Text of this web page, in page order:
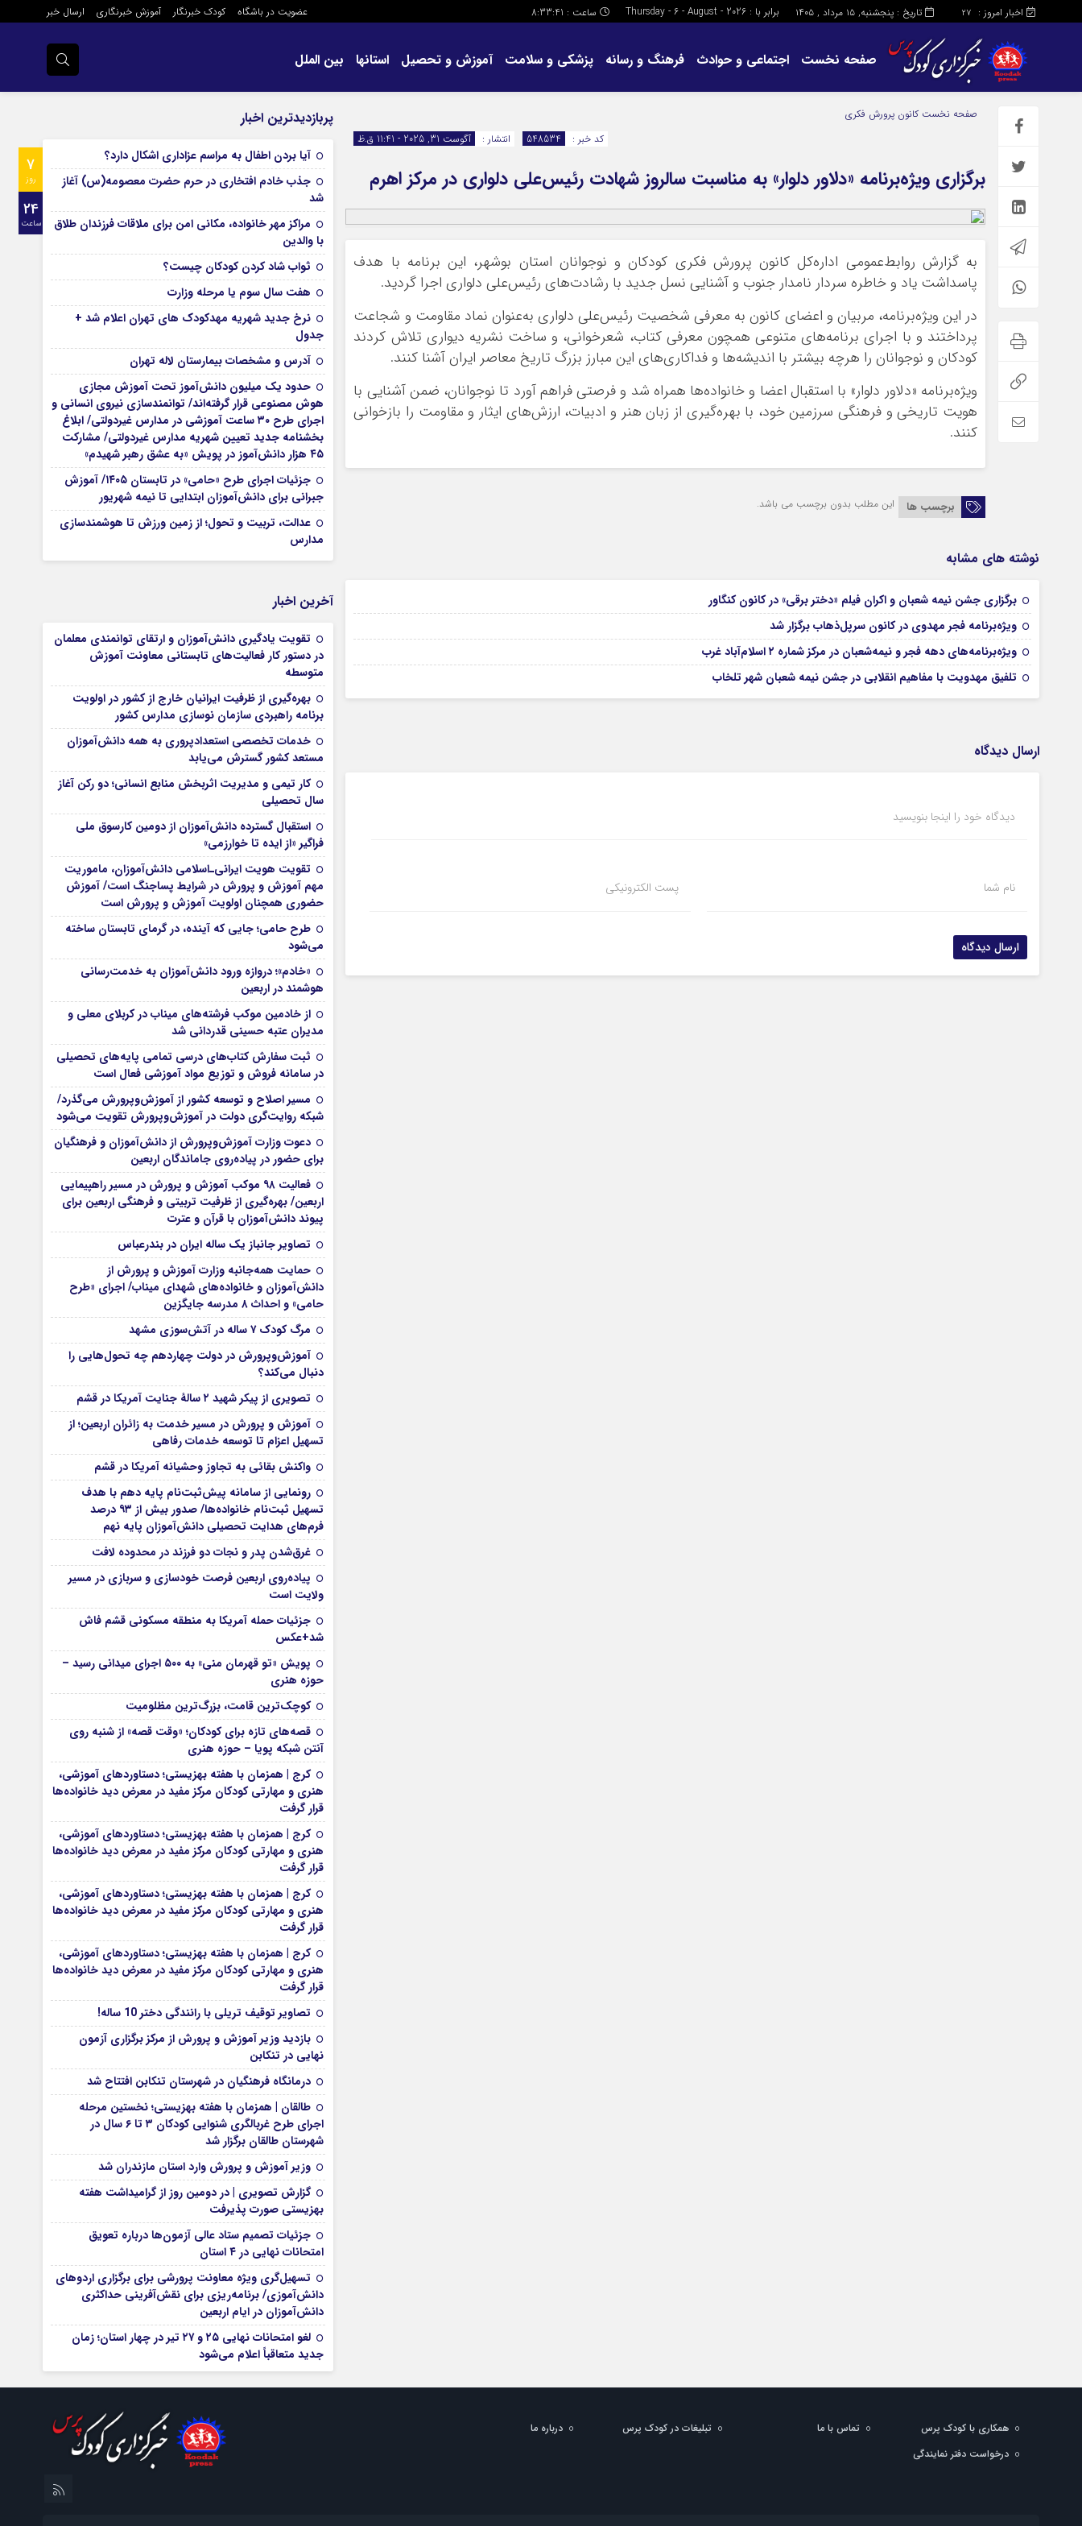
اخبار امروز : 27 تاریخ : پنجشنبه, ۱۵ مرداد , ۱۴۰۵ برابر با : Thursday - 6 - August - 2026 ساعت : 8:33:42 عضویت در باشگاه کودک خبرنگار آموزش خبرنگاری ارسال خبر
صفحه نخست اجتماعی و حوادث فرهنگ و رسانه پزشکی و سلامت آموزش و تحصیل استانها بین الملل
صفحه نخست کانون پرورش فکری
انتشار :
آگوست 31, 2025 - 11:41 ق.ظ کد خبر : 548534
برگزاری ویژه‌برنامه «دلاور دلوار» به مناسبت سالروز شهادت رئیس‌علی دلواری در مرکز اهرم
به گزارش روابط‌عمومی اداره‌کل کانون پرورش فکری کودکان و نوجوانان استان بوشهر، این برنامه با هدف
پاسداشت یاد و خاطره سردار نامدار جنوب و آشنایی نسل جدید با رشادت‌های رئیس‌علی دلواری اجرا گردید.
در این ویژه‌برنامه، مربیان و اعضای کانون به معرفی شخصیت رئیس‌علی دلواری به‌عنوان نماد مقاومت و شجاعت
پرداختند و با اجرای برنامه‌های متنوعی همچون معرفی کتاب، شعرخوانی، و ساخت نشریه دیواری تلاش کردند
کودکان و نوجوانان را هرچه بیشتر با اندیشه‌ها و فداکاری‌های این مبارز بزرگ تاریخ معاصر ایران آشنا کنند.
ویژه‌برنامه «دلاور دلوار» با استقبال اعضا و خانواده‌ها همراه شد و فرصتی فراهم آورد تا نوجوانان، ضمن آشنایی با
هویت تاریخی و فرهنگی سرزمین خود، با بهره‌گیری از زبان هنر و ادبیات، ارزش‌های ایثار و مقاومت را بازخوانی
کنند.
برچسب ها این مطلب بدون برچسب می باشد.
نوشته های مشابه
برگزاری جشن نیمه شعبان و اکران فیلم «دختر برقی» در کانون کنگاور
ویژه‌برنامه‌ فجر مهدوی در کانون سرپل‌ذهاب برگزار شد
ویژه‌برنامه‌های دهه فجر و نیمه‌شعبان در مرکز شماره ۲ اسلام‌آباد غرب
تلفیق مهدویت با مفاهیم انقلابی در جشن نیمه شعبان شهر تلخاب
ارسال دیدگاه
دیدگاه خود را اینجا بنویسید
نام شما پست الکترونیکی
پربازدیدترین اخبار
7
روز
24
ساعت
آیا بردن اطفال به مراسم عزادارى اشکال دارد؟
جذب خادم افتخاری در حرم حضرت معصومه(س) آغاز
شد
مراکز مهر خانواده، مکانی امن برای ملاقات فرزندان طلاق
با والدین
ثواب شاد کردن کودکان چیست؟
هفت سال سوم یا مرحله وزارت
نرخ جدید شهریه مهدکودک های تهران اعلام شد +
جدول
آدرس و مشخصات بیمارستان لاله تهران
حدود یک میلیون دانش‌آموز تحت آموزش مجازی
هوش مصنوعی قرار گرفته‌اند/ توانمندسازی نیروی انسانی و
اجرای طرح ۳۰ ساعت آموزشی در مدارس غیردولتی/ ابلاغ
بخشنامه جدید تعیین شهریه مدارس غیردولتی/ مشارکت
۴۵ هزار دانش‌آموز در پویش «به عشق رهبر شهیدم»
جزئیات اجرای طرح «حامی» در تابستان ۱۴۰۵/ آموزش
جبرانی برای دانش‌آموزان ابتدایی تا نیمه شهریور
عدالت، تربیت و تحول؛ از زمین ورزش تا هوشمندسازی
مدارس
آخرین اخبار
تقویت یادگیری دانش‌آموزان و ارتقای توانمندی معلمان
در دستور کار فعالیت‌های تابستانی معاونت آموزش
متوسطه
بهره‌گیری از ظرفیت ایرانیان خارج از کشور در اولویت
برنامه راهبردی سازمان نوسازی مدارس کشور
خدمات تخصصی استعدادپروری به همه دانش‌آموزان
مستعد کشور گسترش می‌یابد
کار تیمی و مدیریت اثربخش منابع انسانی؛ دو رکن آغاز
سال تحصیلی
استقبال گسترده دانش‌آموزان از دومین کارسوق ملی
فراگیر «از ایده تا خوارزمی»
تقویت هویت ایرانی‌ـ‌اسلامی دانش‌آموزان، ماموریت
مهم آموزش و پرورش در شرایط پساجنگ است/ آموزش
حضوری همچنان اولویت آموزش و پرورش است
طرح حامی؛ جایی که آینده، در گرمای تابستان ساخته
می‌شود
«خادم»؛ دروازه ورود دانش‌آموزان به خدمت‌رسانی
هوشمند در اربعین
از خادمین موکب فرشته‌های میناب در کربلای معلی و
مدیران عتبه حسینی قدردانی شد
ثبت سفارش کتاب‌های درسی تمامی پایه‌های تحصیلی
در سامانه فروش و توزیع مواد آموزشی فعال است
مسیر اصلاح و توسعه کشور از آموزش‌وپرورش می‌گذرد/
شبکه روایت‌‌گری دولت در آموزش‌وپرورش تقویت می‌شود
دعوت وزارت آموزش‌وپرورش از دانش‌آموزان و فرهنگیان
برای حضور در پیاده‌روی جاماندگان اربعین
فعالیت ۹۸ موکب آموزش و پرورش در مسیر راهپیمایی
اربعین/ بهره‌گیری از ظرفیت تربیتی و فرهنگی اربعین برای
پیوند دانش‌آموزان با قرآن و عترت
تصاویر جانباز یک ساله ایران در بندرعباس
حمایت همه‌جانبه وزارت آموزش و پرورش از
دانش‌آموزان و خانواده‌های شهدای میناب/ اجرای «طرح
حامی» و احداث ۸ مدرسه جایگزین
مرگ کودک ۷ ساله در آتش‌سوزی مشهد
آموزش‌وپرورش در دولت چهاردهم چه تحول‌هایی را
دنبال می‌کند؟
تصویری از پیکر شهید ۲ سالۀ جنایت آمریکا در قشم
آموزش و پرورش در مسیر خدمت به زائران اربعین؛ از
تسهیل اعزام تا توسعه خدمات رفاهی
واکنش بقائی به تجاوز وحشیانه آمریکا در قشم
رونمایی از سامانه پیش‌ثبت‌نام پایه دهم با هدف
تسهیل ثبت‌نام خانواده‌ها/ صدور بیش از ۹۳ درصد
فرم‌های هدایت تحصیلی دانش‌آموزان پایه نهم
غرق‌شدن پدر و نجات دو فرزند در محدوده لافت
پیاده‌روی اربعین فرصت خودسازی و سربازی در مسیر
ولایت است
جزئیات حمله آمریکا به منطقه مسکونی قشم فاش
شد+عکس
پویش «تو قهرمان منی» به ۵۰۰ اجرای میدانی رسید –
حوزه هنری
کوچک‌ترین قامت، بزرگ‌ترین مظلومیت
قصه‌های تازه برای کودکان؛ «وقت قصه» از شنبه روی
آنتن شبکه پویا – حوزه هنری
کرج | همزمان با هفته بهزیستی؛ دستاوردهای آموزشی،
هنری و مهارتی کودکان مرکز مفید در معرض دید خانواده‌ها
قرار گرفت
کرج | همزمان با هفته بهزیستی؛ دستاوردهای آموزشی،
هنری و مهارتی کودکان مرکز مفید در معرض دید خانواده‌ها
قرار گرفت
کرج | همزمان با هفته بهزیستی؛ دستاوردهای آموزشی،
هنری و مهارتی کودکان مرکز مفید در معرض دید خانواده‌ها
قرار گرفت
کرج | همزمان با هفته بهزیستی؛ دستاوردهای آموزشی،
هنری و مهارتی کودکان مرکز مفید در معرض دید خانواده‌ها
قرار گرفت
تصاویر توقیف تریلی با رانندگی دختر 10 ساله!
بازدید وزیر آموزش و پرورش از مرکز برگزاری آزمون
نهایی در تنکابن
درمانگاه فرهنگیان در شهرستان تنکابن افتتاح شد
طالقان | همزمان با هفته بهزیستی؛ نخستین مرحله
اجرای طرح غربالگری شنوایی کودکان ۳ تا ۶ سال در
شهرستان طالقان برگزار شد
وزیر آموزش و پرورش وارد استان مازندران شد
گزارش تصویری | در دومین روز از گرامیداشت هفته
بهزیستی صورت پذیرفت
جزئیات تصمیم ستاد عالی آزمون‌ها درباره تعویق
امتحانات نهایی در ۴ استان
تسهیل‌گری ویژه معاونت پرورشی برای برگزاری اردوهای
دانش‌آموزی/ برنامه‌ریزی برای نقش‌آفرینی حداکثری
دانش‌آموزان در ایام اربعین
لغو امتحانات نهایی ۲۵ و ۲۷ تیر در چهار استان؛ زمان
جدید متعاقباً اعلام می‌شود
همکاری با کودک پرس تماس با ما تبلیغات در کودک پرس
درباره ما
درخواست دفتر نمایندگی